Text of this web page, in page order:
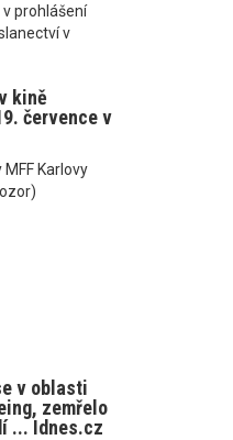
v prohlášení
v
kině
července v
Karlovy
v oblasti
zemřelo
... Idnes.cz